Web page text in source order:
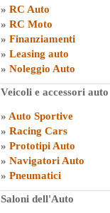
» RC Auto
» RC Moto
» Finanziamenti
» Leasing auto
» Noleggio Auto
Veicoli e accessori auto
» Auto Sportive
» Racing Cars
» Prototipi Auto
» Navigatori Auto
» Pneumatici
Saloni dell'Auto